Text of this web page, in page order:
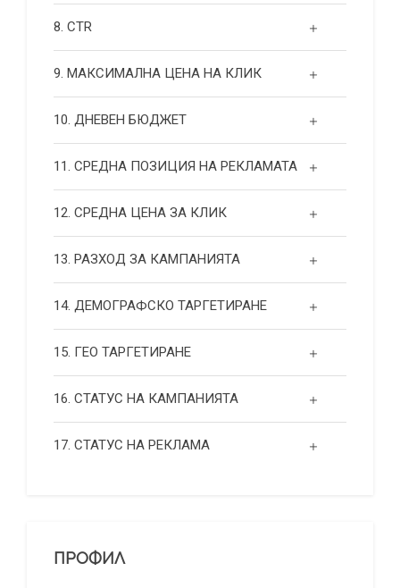
8. CTR
9. МАКСИМАЛНА ЦЕНА НА КЛИК
10. ДНЕВЕН БЮДЖЕТ
11. СРЕДНА ПОЗИЦИЯ НА РЕКЛАМАТА
12. СРЕДНА ЦЕНА ЗА КЛИК
13. РАЗХОД ЗА КАМПАНИЯТА
14. ДЕМОГРАФСКО ТАРГЕТИРАНЕ
15. ГЕО ТАРГЕТИРАНЕ
16. СТАТУС НА КАМПАНИЯТА
17. СТАТУС НА РЕКЛАМА
ПРОФИЛ